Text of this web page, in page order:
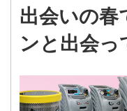
出会いの春
ンと出会っ